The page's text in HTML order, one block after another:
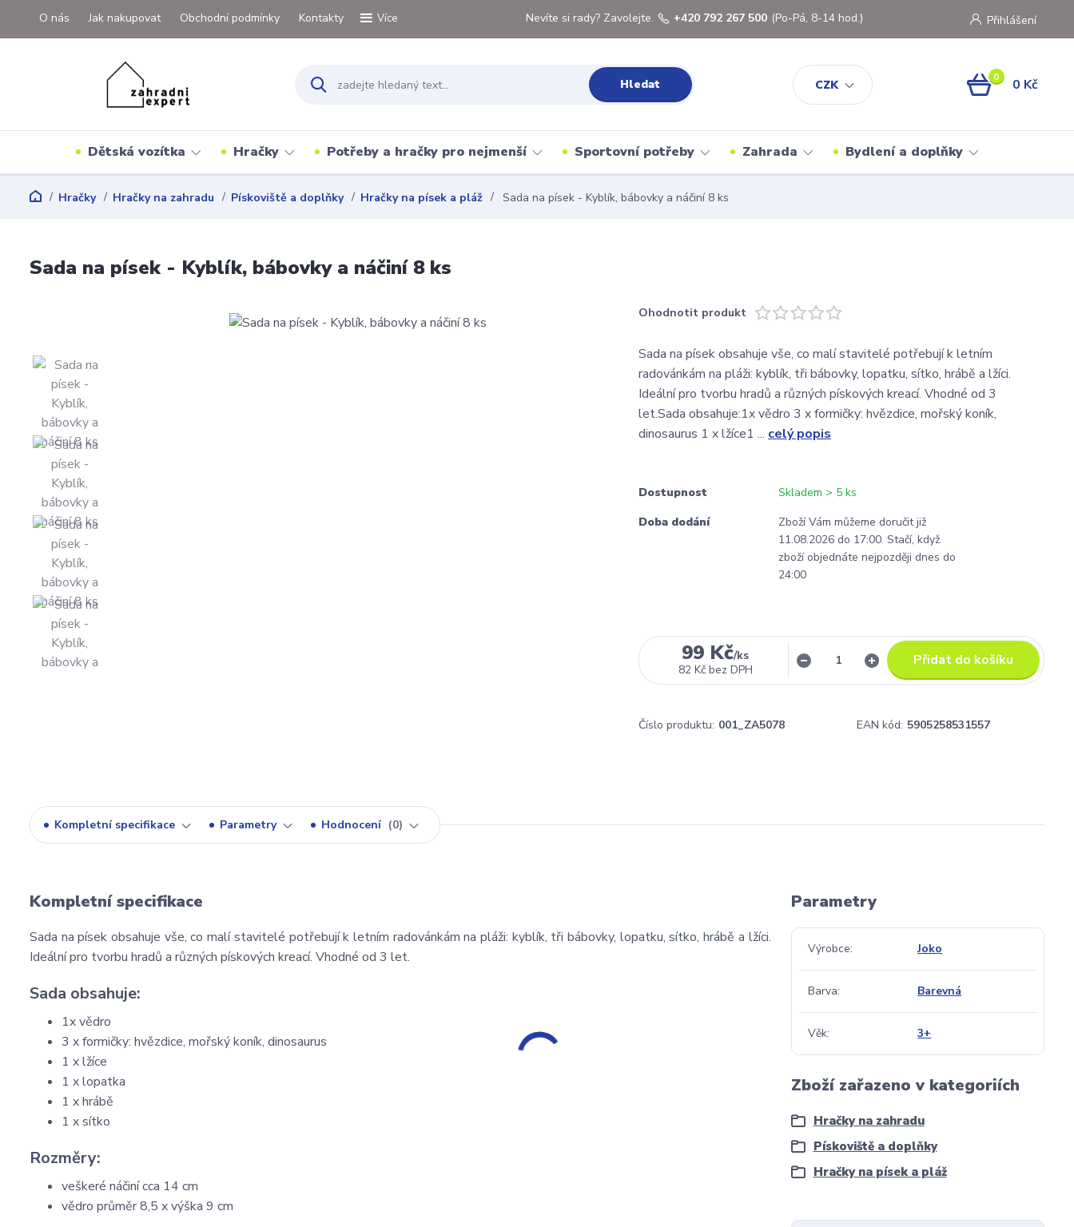
O nás Jak nakupovat Obchodní podmínky Kontakty Více
CZK
Přihlášení
Hledat
Nevíte si rady? Zavolejte. +420 792 267 500 (Po-Pá, 8-14 hod.)
0 0 Kč
Dětská vozítka Hračky Potřeby a hračky pro nejmenší Sportovní potřeby Zahrada Bydlení a doplňky
Hračky Hračky na zahradu Pískoviště a doplňky Hračky na písek a pláž Sada na písek - Kyblík, bábovky a náčiní 8 ks
Sada na písek - Kyblík, bábovky a náčiní 8 ks
Ohodnotit produkt
Sada na písek obsahuje vše, co malí stavitelé potřebují k letním
radovánkám na pláži: kyblík, tři bábovky, lopatku, sítko, hrábě a lžíci.
Ideální pro tvorbu hradů a různých pískových kreací. Vhodné od 3
let.Sada obsahuje:1x vědro 3 x formičky: hvězdice, mořský koník,
dinosaurus 1 x lžíce1 ... celý popis
Dostupnost
Skladem > 5 ks
Doba dodání
Zboží Vám můžeme doručit již
11.08.2026 do 17:00. Stačí, když
zboží objednáte nejpozději dnes do
24:00
99 Kč/ks
82 Kč bez DPH
Přidat do košíku
Číslo produktu: 001_ZA5078 EAN kód: 5905258531557
Kompletní specifikace Parametry Hodnocení 0
Kompletní specifikace
Sada na písek obsahuje vše, co malí stavitelé potřebují k letním radovánkám na pláži: kyblík, tři bábovky, lopatku, sítko, hrábě a lžíci.
Ideální pro tvorbu hradů a různých pískových kreací. Vhodné od 3 let.
Sada obsahuje:
1x vědro
3 x formičky: hvězdice, mořský koník, dinosaurus
1 x lžíce
1 x lopatka
1 x hrábě
1 x sítko
Rozměry:
veškeré náčiní cca 14 cm
vědro průměr 8,5 x výška 9 cm
Parametry
Výrobce Joko
Barva Barevná
Věk 3+
Zboží zařazeno v kategoriích
Hračky na zahradu
Pískoviště a doplňky
Hračky na písek a pláž